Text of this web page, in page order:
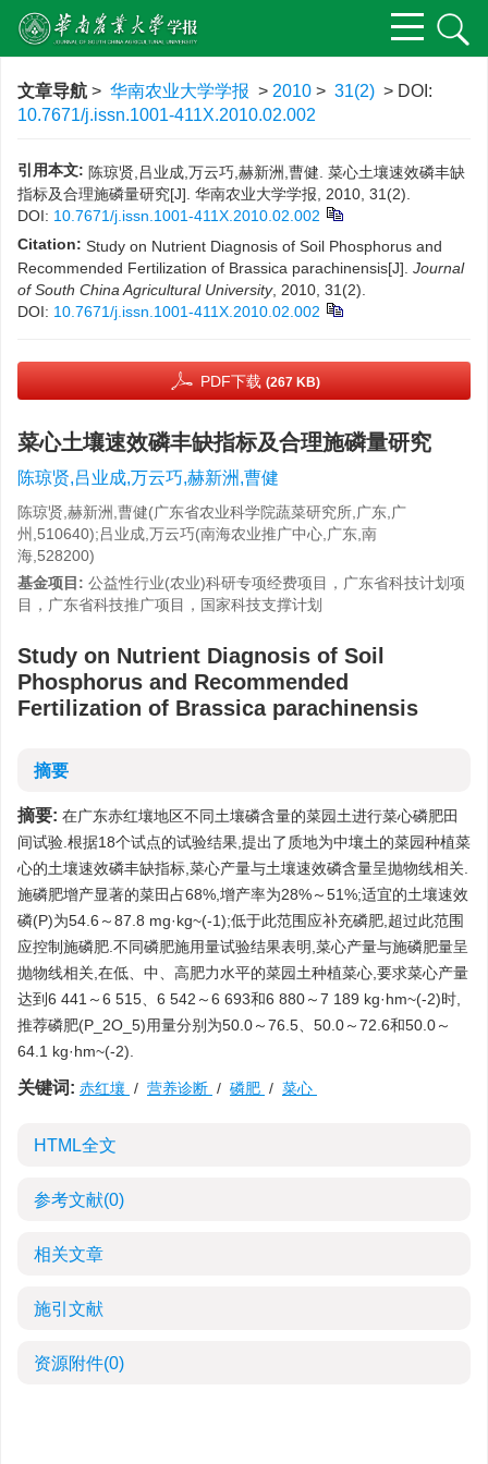
文章导航 > 华南农业大学学报 > 2010 > 31(2) > DOI:
10.7671/j.issn.1001-411X.2010.02.002
引用本文: 陈琼贤,吕业成,万云巧,赫新洲,曹健. 菜心土壤速效磷丰缺
指标及合理施磷量研究[J]. 华南农业大学学报, 2010, 31(2).
DOI: 10.7671/j.issn.1001-411X.2010.02.002
Citation: Study on Nutrient Diagnosis of Soil Phosphorus and
Recommended Fertilization of Brassica parachinensis[J]. Journal
of South China Agricultural University, 2010, 31(2).
DOI: 10.7671/j.issn.1001-411X.2010.02.002
PDF下载 (267 KB)
菜心土壤速效磷丰缺指标及合理施磷量研究
陈琼贤,吕业成,万云巧,赫新洲,曹健
陈琼贤,赫新洲,曹健(广东省农业科学院蔬菜研究所,广东,广
州,510640);吕业成,万云巧(南海农业推广中心,广东,南
海,528200)
基金项目: 公益性行业(农业)科研专项经费项目，广东省科技计划项
目，广东省科技推广项目，国家科技支撑计划
Study on Nutrient Diagnosis of Soil
Phosphorus and Recommended
Fertilization of Brassica parachinensis
摘要
摘要: 在广东赤红壤地区不同土壤磷含量的菜园土进行菜心磷肥田
间试验.根据18个试点的试验结果,提出了质地为中壤土的菜园种植菜
心的土壤速效磷丰缺指标,菜心产量与土壤速效磷含量呈抛物线相关.
施磷肥增产显著的菜田占68%,增产率为28%～51%;适宜的土壤速效
磷(P)为54.6～87.8 mg·kg~(-1);低于此范围应补充磷肥,超过此范围
应控制施磷肥.不同磷肥施用量试验结果表明,菜心产量与施磷肥量呈
抛物线相关,在低、中、高肥力水平的菜园土种植菜心,要求菜心产量
达到6 441～6 515、6 542～6 693和6 880～7 189 kg·hm~(-2)时,
推荐磷肥(P_2O_5)用量分别为50.0～76.5、50.0～72.6和50.0～
64.1 kg·hm~(-2).
关键词: 赤红壤 / 营养诊断 / 磷肥 / 菜心
HTML全文
参考文献(0)
相关文章
施引文献
资源附件(0)